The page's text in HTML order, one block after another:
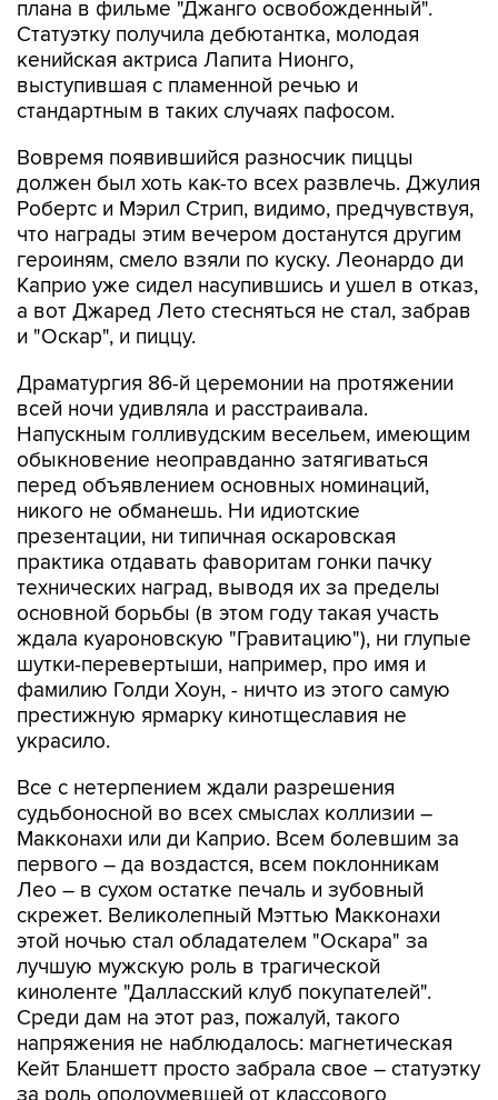
плана в фильме "Джанго освобожденный".
Статуэтку получила дебютантка, молодая
кенийская актриса Лапита Нионго,
выступившая с пламенной речью и
стандартным в таких случаях пафосом.
Вовремя появившийся разносчик пиццы
должен был хоть как-то всех развлечь. Джулия
Робертс и Мэрил Стрип, видимо, предчувствуя,
что награды этим вечером достанутся другим
героиням, смело взяли по куску. Леонардо ди
Каприо уже сидел насупившись и ушел в отказ,
а вот Джаред Лето стесняться не стал, забрав
и "Оскар", и пиццу.
Драматургия 86-й церемонии на протяжении
всей ночи удивляла и расстраивала.
Напускным голливудским весельем, имеющим
обыкновение неоправданно затягиваться
перед объявлением основных номинаций,
никого не обманешь. Ни идиотские
презентации, ни типичная оскаровская
практика отдавать фаворитам гонки пачку
технических наград, выводя их за пределы
основной борьбы (в этом году такая участь
ждала куароновскую "Гравитацию"), ни глупые
шутки-перевертыши, например, про имя и
фамилию Голди Хоун, - ничто из этого самую
престижную ярмарку кинотщеславия не
украсило.
Все с нетерпением ждали разрешения
судьбоносной во всех смыслах коллизии –
Макконахи или ди Каприо. Всем болевшим за
первого – да воздастся, всем поклонникам
Лео – в сухом остатке печаль и зубовный
скрежет. Великолепный Мэттью Макконахи
этой ночью стал обладателем "Оскара" за
лучшую мужскую роль в трагической
киноленте "Далласский клуб покупателей".
Среди дам на этот раз, пожалуй, такого
напряжения не наблюдалось: магнетическая
Кейт Бланшетт просто забрала свое – статуэтку